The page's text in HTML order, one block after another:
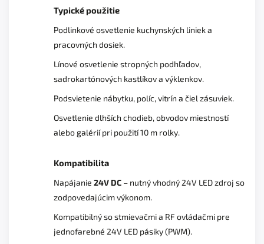
Typické použitie
Podlinkové osvetlenie kuchynských liniek a
pracovných dosiek.
Línové osvetlenie stropných podhľadov,
sadrokartónových kastlíkov a výklenkov.
Podsvietenie nábytku, políc, vitrín a čiel zásuviek.
Osvetlenie dlhších chodieb, obvodov miestností
alebo galérií pri použití 10 m rolky.
Kompatibilita
Napájanie 24V DC – nutný vhodný 24V LED zdroj so
zodpovedajúcim výkonom.
Kompatibilný so stmievačmi a RF ovládačmi pre
jednofarebné 24V LED pásiky (PWM).